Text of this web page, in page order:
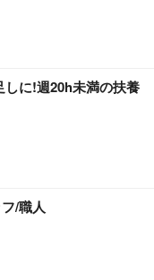
しに!週20h未満の扶養
/職人